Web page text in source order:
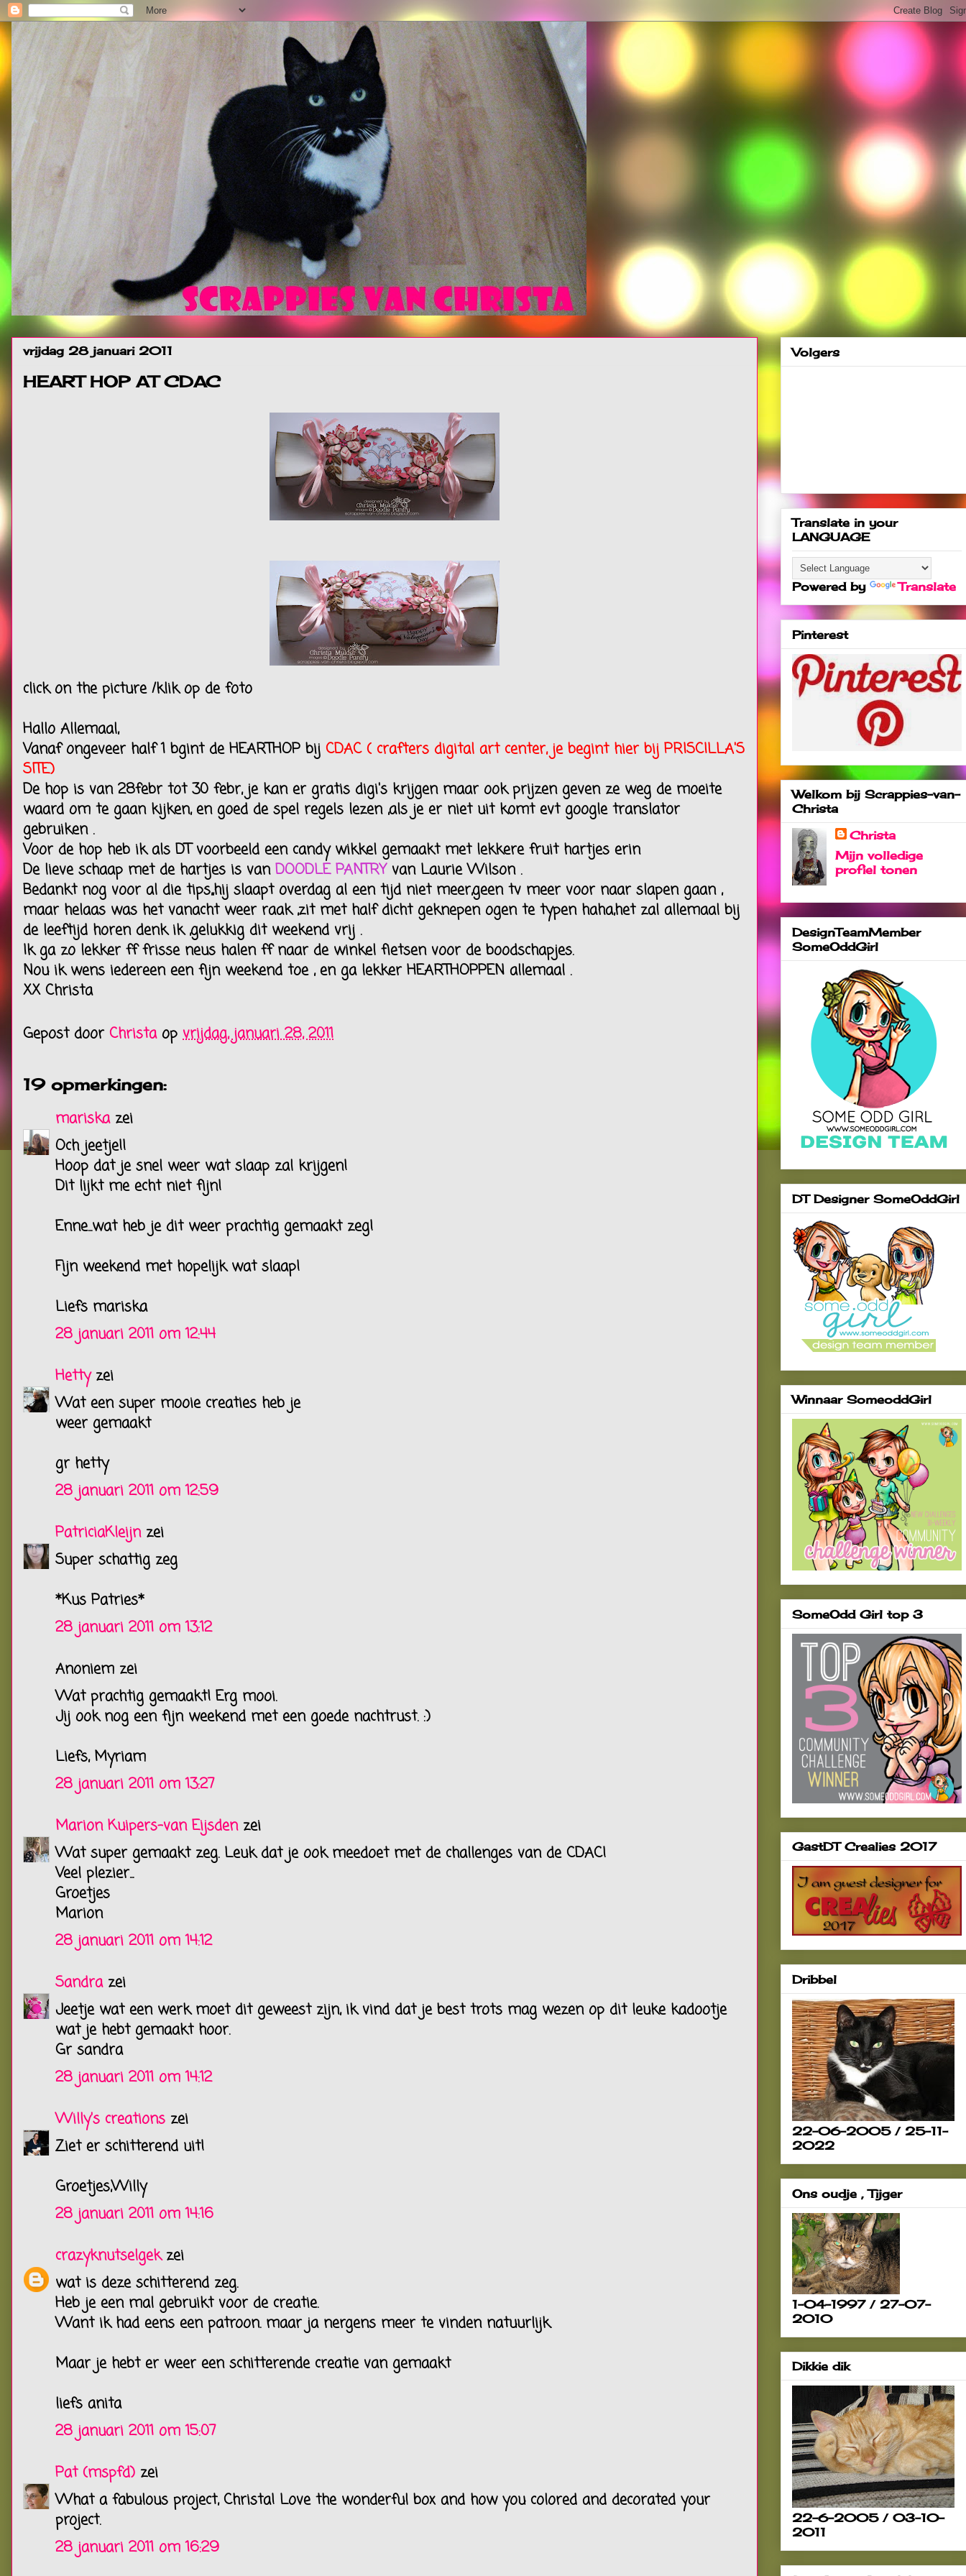
vrijdag 28 januari 2011
HEART HOP AT CDAC
click on the picture /klik op de foto
Hallo Allemaal,
Vanaf ongeveer half 1 bgint de HEARTHOP bij CDAC ( crafters digital art center, je begint hier bij PRISCILLA'S
SITE)
De hop is van 28febr tot 30 febr, je kan er gratis digi's krijgen maar ook prijzen geven ze weg de moeite
waard om te gaan kijken, en goed de spel regels lezen ,als je er niet uit komt evt google translator
gebruiken .
Voor de hop heb ik als DT voorbeeld een candy wikkel gemaakt met lekkere fruit hartjes erin
De lieve schaap met de hartjes is vanDOODLE PANTRY van Laurie Wilson .
Bedankt nog voor al die tips,,hij slaapt overdag al een tijd niet meer,geen tv meer voor naar slapen gaan ,
maar helaas was het vanacht weer raak ,zit met half dicht geknepen ogen te typen haha,het zal allemaal bij
de leeftijd horen denk ik ,gelukkig dit weekend vrij .
Ik ga zo lekker ff frisse neus halen ff naar de winkel fietsen voor de boodschapjes.
Nou ik wens iedereen een fijn weekend toe , en ga lekker HEARTHOPPEN allemaal .
XX Christa
Gepost doorChrista op vrijdag, januari 28, 2011
19 opmerkingen:
mariskazei
Och jeetje!!
Hoop dat je snel weer wat slaap zal krijgen!
Dit lijkt me echt niet fijn!
Enne...wat heb je dit weer prachtig gemaakt zeg!
Fijn weekend met hopelijk wat slaap!
Liefs mariska
28 januari 2011 om 12:44
Hettyzei
Wat een super mooie creaties heb je
weer gemaakt
gr hetty
28 januari 2011 om 12:59
PatriciaKleijnzei
Super schattig zeg
*Kus Patries*
28 januari 2011 om 13:12
Anoniem zei
Wat prachtig gemaakt! Erg mooi.
Jij ook nog een fijn weekend met een goede nachtrust. :)
Liefs, Myriam
28 januari 2011 om 13:27
Marion Kuipers-van Eijsdenzei
Wat super gemaakt zeg. Leuk dat je ook meedoet met de challenges van de CDAC!
Veel plezier...
Groetjes
Marion
28 januari 2011 om 14:12
Sandrazei
Jeetje wat een werk moet dit geweest zijn, ik vind dat je best trots mag wezen op dit leuke kadootje
wat je hebt gemaakt hoor.
Gr sandra
28 januari 2011 om 14:12
Willy's creations zei
Ziet er schitterend uit!
Groetjes,Willy
28 januari 2011 om 14:16
crazyknutselgekzei
wat is deze schitterend zeg.
Heb je een mal gebruikt voor de creatie.
Want ik had eens een patroon. maar ja nergens meer te vinden natuurlijk.
Maar je hebt er weer een schitterende creatie van gemaakt
liefs anita
28 januari 2011 om 15:07
Pat (mspfd) zei
What a fabulous project, Christa! Love the wonderful box and how you colored and decorated your
project.
28 januari 2011 om 16:29
Volgers
Translate in your
LANGUAGE
Powered by Translate
Pinterest
Welkom bij Scrappies-van-
Christa
Christa
Mijn volledige
profiel tonen
DesignTeamMember
SomeOddGirl
DT Designer SomeOddGirl
Winnaar SomeoddGirl
SomeOdd Girl top 3
GastDT Crealies 2017
Dribbel
22-06-2005 / 25-11-
2022
Ons oudje , Tijger
1-04-1997 / 27-07-
2010
Dikkie dik
22-6-2005 / 03-10-
2011